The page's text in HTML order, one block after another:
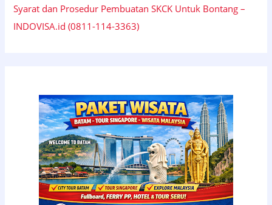
Syarat dan Prosedur Pembuatan SKCK Untuk Bontang –
INDOVISA.id (0811-114-3363)